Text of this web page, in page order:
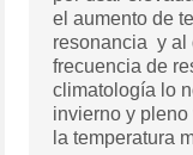
el aumento de
resonancia y al
frecuencia de
climatología lo
invierno y
la temperatura